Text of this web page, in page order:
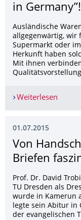
in Germany”!
Ausländische
allgegenwärtig, wir
Supermarkt oder
Herkunft haben
Mit ihnen
Weiterlesen
01.07.2015
Von
Briefen
Prof. Dr. David
TU Dresden als
wurde in Kamerun
legte sein Abitur in
der evangelischen